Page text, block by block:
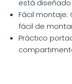
está
Fácil montaje:
fácil de
Práctico